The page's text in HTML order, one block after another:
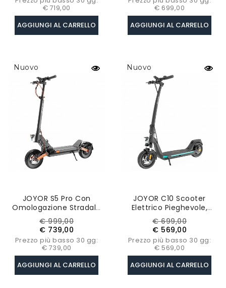
€ 719,00
AGGIUNGI AL CARRELLO
€ 699,00
AGGIUNGI AL CARRELLO
Nuovo
JOYOR S5 Pro Con
Omologazione Stradale
(ABE), Scooter Elettrico
Pieghevole Con
Pneumatici Da 10",
Batteria 48V 26Ah,
Motore 500W
Prezzo
base
€ 999,00Prezzo
€ 739,00
Prezzo più basso 30 gg:
€ 739,00
AGGIUNGI AL CARRELLO
Nuovo
JOYOR C10 Scooter
Elettrico Pieghevole,
Motore 500W, Batteria
48V 10.4Ah, Pneumatico
10 Pollici, Velocità
Massima 45km/h
Prezzo
base
€ 699,00Prezzo
€ 569,00
Prezzo più basso 30 gg:
€ 569,00
AGGIUNGI AL CARRELLO